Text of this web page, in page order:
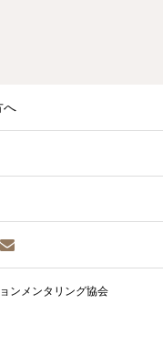
へ
ンメンタリング協会